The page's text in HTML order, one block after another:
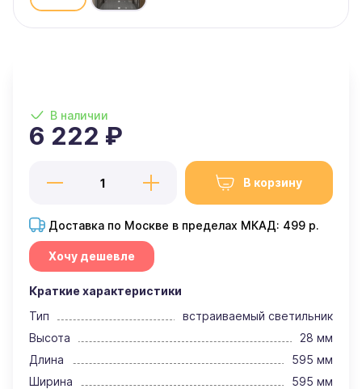
В наличии
6 222 ₽
В корзину
Доставка по Москве в пределах МКАД: 499 р.
Хочу дешевле
Краткие характеристики
Тип
встраиваемый светильник
Высота
28 мм
Длина
595 мм
Ширина
595 мм